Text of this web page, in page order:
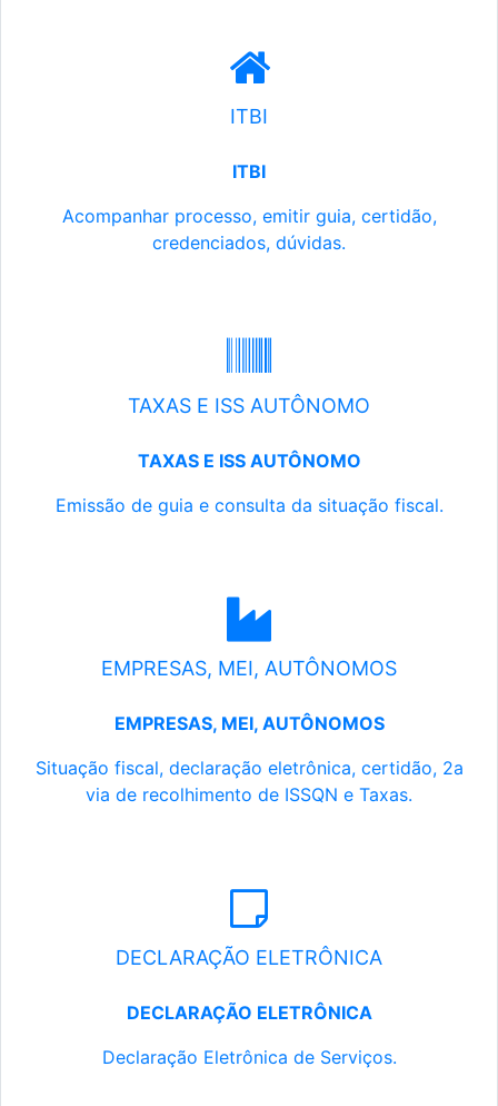
ITBI
ITBI
Acompanhar processo, emitir guia, certidão,
credenciados, dúvidas.
TAXAS E ISS AUTÔNOMO
TAXAS E ISS AUTÔNOMO
Emissão de guia e consulta da situação fiscal.
EMPRESAS, MEI, AUTÔNOMOS
EMPRESAS, MEI, AUTÔNOMOS
Situação fiscal, declaração eletrônica, certidão, 2a
via de recolhimento de ISSQN e Taxas.
DECLARAÇÃO ELETRÔNICA
DECLARAÇÃO ELETRÔNICA
Declaração Eletrônica de Serviços.